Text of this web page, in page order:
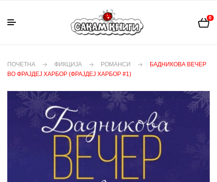
0
ПОЧЕТНА ФИКЦИЈА РОМАНСИ
БАДНИКОВА ВЕЧЕР
ВО ФРАЈДЕЈ ХАРБОР (ФРАЈДЕЈ ХАРБОР #1)